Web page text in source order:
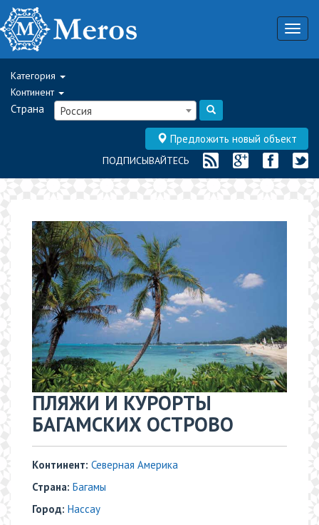
Категория
Континент
Страна Россия
Предложить новый объект
ПОДПИСЫВАЙТЕСЬ
​​ПЛЯЖИ И КУРОРТЫ
БАГАМСКИХ ОСТРОВО
Континент: Северная Америка
Страна: Багамы
Город: Нассау